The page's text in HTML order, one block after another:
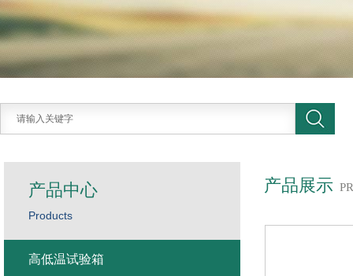
产品展示
产品中心
Products
高低温试验箱